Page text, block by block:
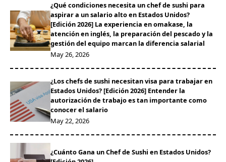
¿Qué condiciones necesita un chef de sushi para
aspirar a un salario alto en Estados Unidos?
[Edición 2026] La experiencia en omakase, la
atención en inglés, la preparación del pescado y la
gestión del equipo marcan la diferencia salarial
May 26, 2026
¿Los chefs de sushi necesitan visa para trabajar en
Estados Unidos? [Edición 2026] Entender la
autorización de trabajo es tan importante como
conocer el salario
May 22, 2026
¿Cuánto Gana un Chef de Sushi en Estados Unidos?